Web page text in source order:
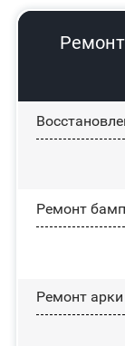
Ремонт
Ремонт